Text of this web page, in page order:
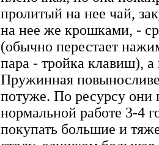
пролитый на нее чай,
на нее же крошками, -
(обычно перестает
пара - тройка клавиш),
Пружинная
потуже. По ресурсу они
нормальной работе 3-4
покупать большие и